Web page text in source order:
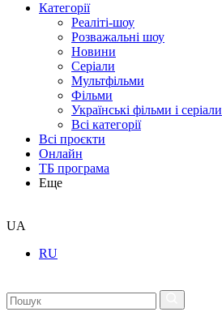
Категорії
Реаліті-шоу
Розважальні шоу
Новини
Серіали
Мультфільми
Фільми
Українські фільми і серіали
Всі категорії
Всі проєкти
Онлайн
ТБ програма
Еще
UA
RU